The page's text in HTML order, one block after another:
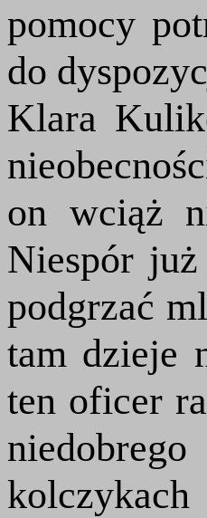
pomocy
do
Klara
on wciąż
Niespór
podgrzać
tam dzieje
ten oficer